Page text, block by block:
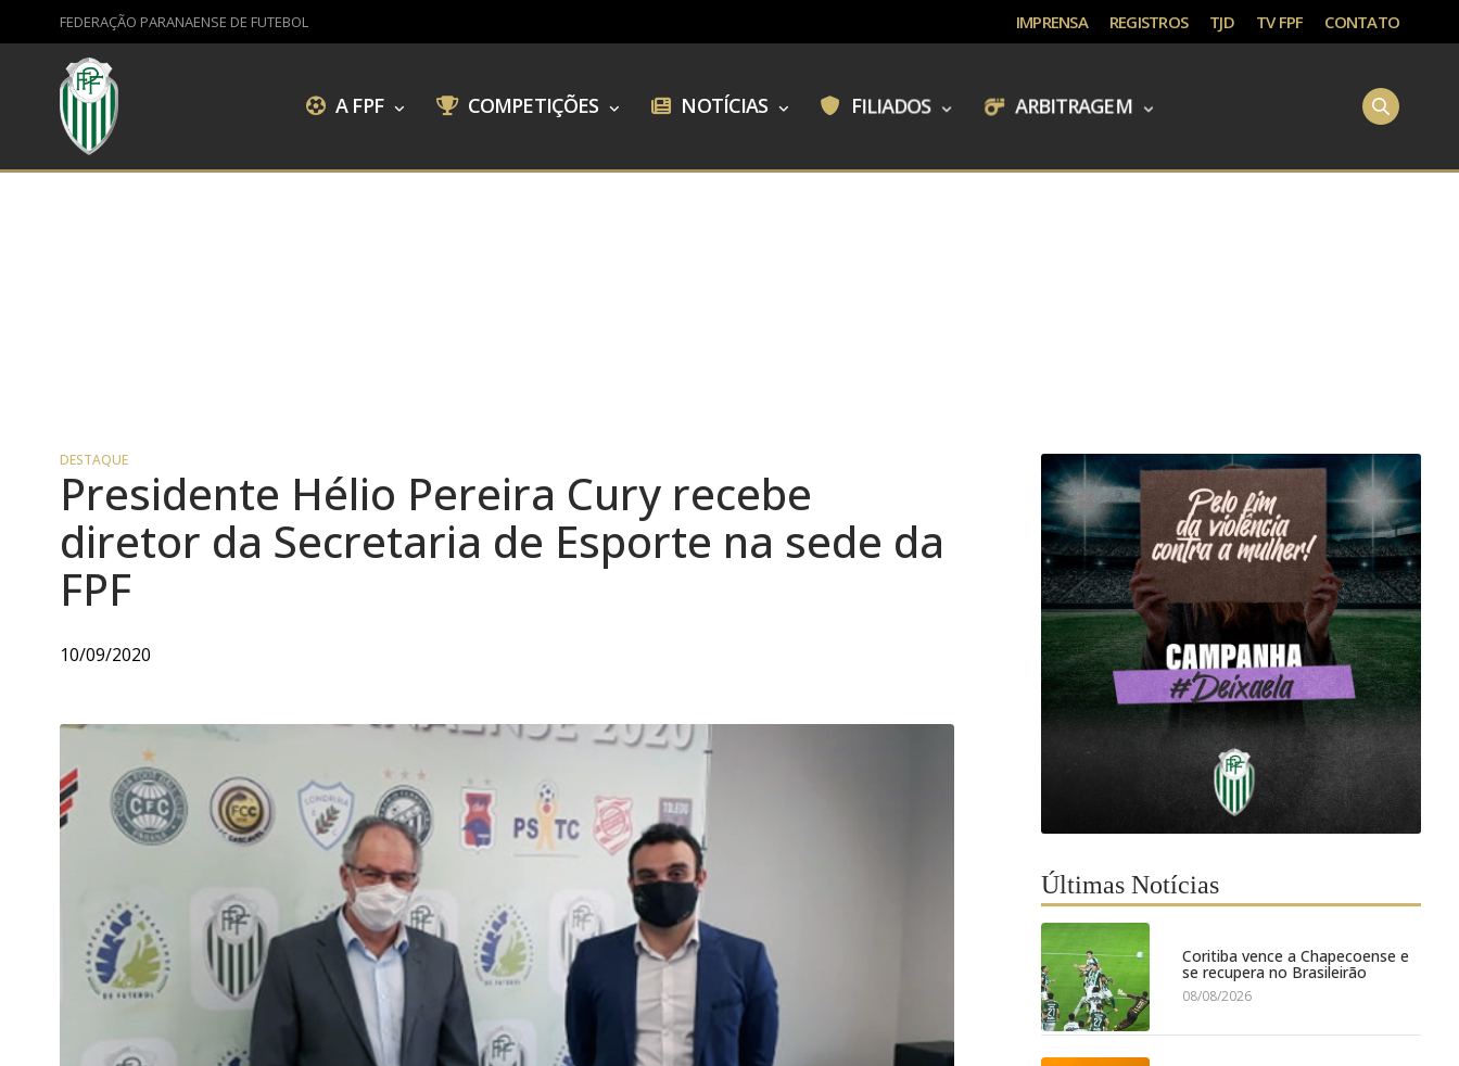
FEDERAÇÃO PARANAENSE DE FUTEBOL IMPRENSA REGISTROS TJD TV FPF CONTATO
A FPF COMPETIÇÕES NOTÍCIAS FILIADOS ARBITRAGEM
DESTAQUE
Presidente Hélio Pereira Cury recebe
diretor da Secretaria de Esporte na sede da
FPF
10/09/2020
Últimas Notícias
Coritiba vence a Chapecoense e
se recupera no Brasileirão
08/08/2026